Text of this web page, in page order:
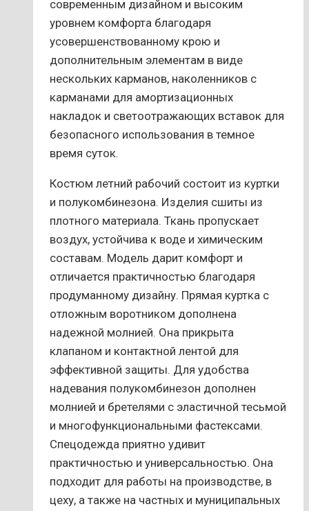
современным дизайном и высоким
уровнем комфорта благодаря
усовершенствованному крою и
дополнительным элементам в виде
нескольких карманов, наколенников с
карманами для амортизационных
накладок и светоотражающих вставок для
безопасного использования в темное
время суток.
Костюм летний рабочий состоит из куртки
и полукомбинезона. Изделия сшиты из
плотного материала. Ткань пропускает
воздух, устойчива к воде и химическим
составам. Модель дарит комфорт и
отличается практичностью благодаря
продуманному дизайну. Прямая куртка с
отложным воротником дополнена
надежной молнией. Она прикрыта
клапаном и контактной лентой для
эффективной защиты. Для удобства
надевания полукомбинезон дополнен
молнией и бретелями с эластичной тесьмой
и многофункциональными фастексами.
Спецодежда приятно удивит
практичностью и универсальностью. Она
подходит для работы на производстве, в
цеху, а также на частных и муниципальных